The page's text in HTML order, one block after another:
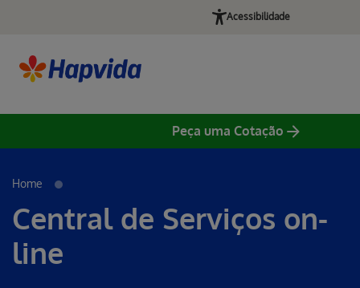
Acessibilidade
Peça uma Cotação
Home
Central de Serviços on-
line